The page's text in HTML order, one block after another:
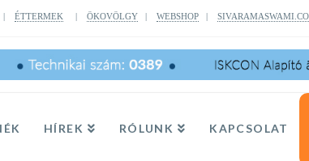
ÉTTERMEK | ÖKOVÖLGY| WEBSHOP|
HÍREK RÓLUNK KAPCSOLAT